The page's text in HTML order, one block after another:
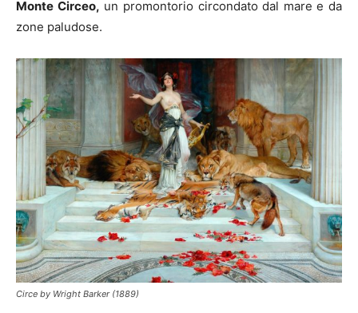
Monte Circeo, un promontorio circondato dal mare e da
zone paludose.
Circe by Wright Barker (1889)